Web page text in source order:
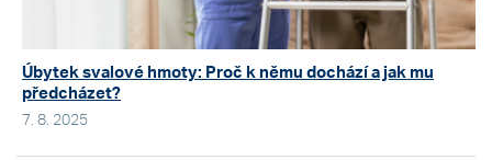
Úbytek svalové hmoty: Proč k němu dochází a jak mu
předcházet?
7. 8. 2025